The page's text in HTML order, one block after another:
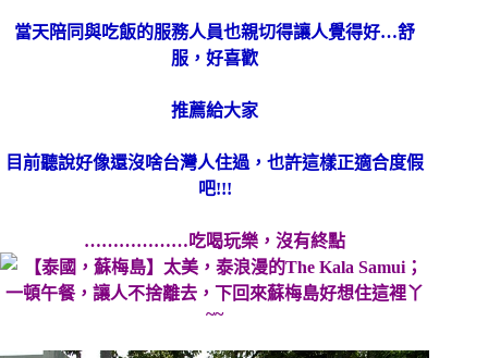
當天陪同與吃飯的服務人員也親切得讓人覺得好…舒
服，好喜歡
推薦給大家
目前聽說好像還沒啥台灣人住過，也許這樣正適合度假
吧!!!
………………吃喝玩樂，沒有終點